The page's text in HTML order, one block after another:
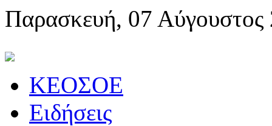
Παρασκευή, 07 Αύγουστος
KEOΣOE
Ειδήσεις